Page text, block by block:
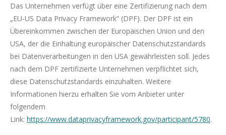
Das Unternehmen verfügt über eine Zertifizierung nach dem
„EU-US Data Privacy Framework“ (DPF). Der DPF ist ein
Übereinkommen zwischen der Europäischen Union und den
USA, der die Einhaltung europäischer Datenschutzstandards
bei Datenverarbeitungen in den USA gewährleisten soll. Jedes
nach dem DPF zertifizierte Unternehmen verpflichtet sich,
diese Datenschutzstandards einzuhalten. Weitere
Informationen hierzu erhalten Sie vom Anbieter unter
folgendem
Link: https://www.dataprivacyframework.gov/participant/5780.